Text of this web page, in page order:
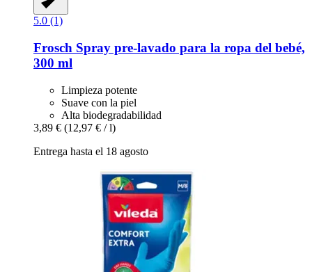
5.0 (1)
Frosch Spray pre-​lavado para la ropa del bebé,
300 ml
Limpieza potente
Suave con la piel
Alta biodegradabilidad
3,89 € (12,97 € / l)
Entrega hasta el 18 agosto